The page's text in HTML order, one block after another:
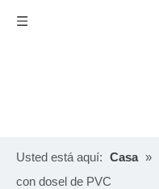
Usted está aquí: Casa »
con dosel de PVC